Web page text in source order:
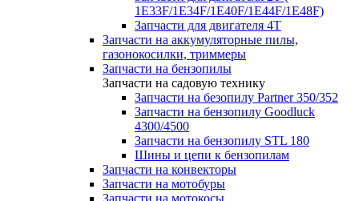
1Е33F/1E34F/1Е40F/1E44F/1Е48F)
Запчасти для двигателя 4Т
Запчасти на аккумуляторные пилы,
газонокосилки, триммеры
Запчасти на бензопилы
Запчасти на садовую технику
Запчасти на безопилу Partner 350/352
Запчасти на бензопилу Goodluck
4300/4500
Запчасти на бензопилу STL 180
Шины и цепи к бензопилам
Запчасти на конвекторы
Запчасти на мотобуры
Запчасти на мотокосы